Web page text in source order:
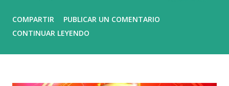
esencial se libra arriba, en las alturas donde se concentra la
riqueza y el poder. Basta con poseer un millón doscientos
mil euros de patrimonio neto para entrar en el 1 % más
puerta. La capacidad real de influir está más arriba todavía:
COMPARTIR
PUBLICAR UN COMENTARIO
CONTINUAR LEYENDO